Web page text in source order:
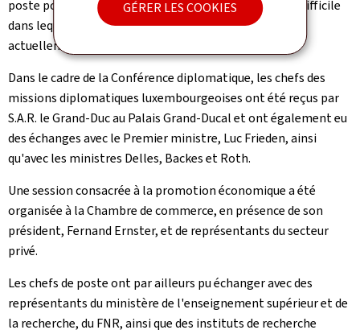
GÉRER LES COOKIES
poste pour leur engagement, soulignant le contexte difficile
dans lequel la politique étrangère du Luxembourg est
actuellement mise en oeuvre.
Dans le cadre de la Conférence diplomatique, les chefs des
missions diplomatiques luxembourgeoises ont été reçus par
S.A.R. le Grand-Duc au Palais Grand-Ducal et ont également eu
des échanges avec le Premier ministre, Luc Frieden, ainsi
qu'avec les ministres Delles, Backes et Roth.
Une session consacrée à la promotion économique a été
organisée à la Chambre de commerce, en présence de son
président, Fernand Ernster, et de représentants du secteur
privé.
Les chefs de poste ont par ailleurs pu échanger avec des
représentants du ministère de l'enseignement supérieur et de
la recherche, du FNR, ainsi que des instituts de recherche